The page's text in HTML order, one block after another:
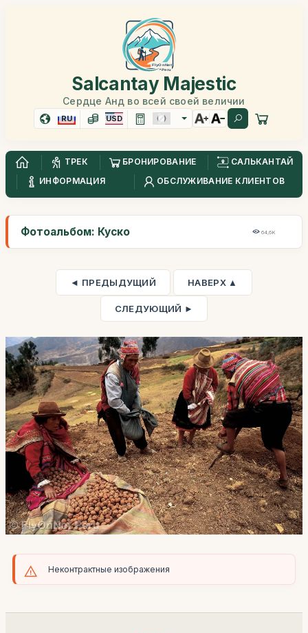
Salcantay Majestic
Сердце Анд во всей своей величии
RU USD
ТРЕК БРОНИРОВАНИЕ
САЛЬКАНТАЙ
ИНФОРМАЦИЯ
ОБСЛУЖИВАНИЕ КЛИЕНТОВ
Фотоальбом: Куско 64,6K
◄ ПРЕДЫДУЩИЙ НАВЕРХ ▲
СЛЕДУЮЩИЙ ►
Неконтрактные изображения